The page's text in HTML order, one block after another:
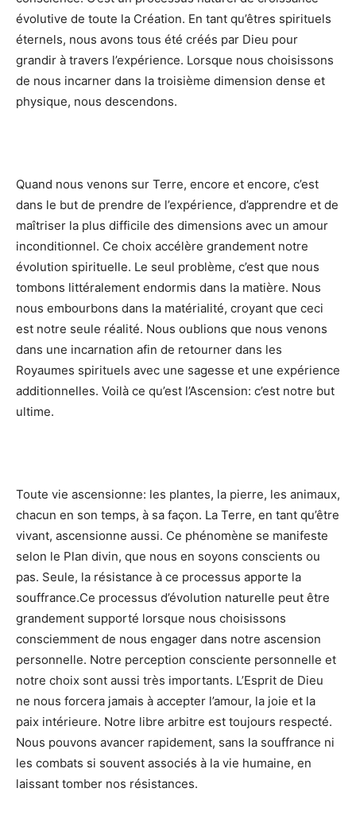
évolutive de toute la Création. En tant qu’êtres spirituels
éternels, nous avons tous été créés par Dieu pour
grandir à travers l’expérience. Lorsque nous choisissons
de nous incarner dans la troisième dimension dense et
physique, nous descendons.
Quand nous venons sur Terre, encore et encore, c’est
dans le but de prendre de l’expérience, d’apprendre et de
maîtriser la plus difficile des dimensions avec un amour
inconditionnel. Ce choix accélère grandement notre
évolution spirituelle. Le seul problème, c’est que nous
tombons littéralement endormis dans la matière. Nous
nous embourbons dans la matérialité, croyant que ceci
est notre seule réalité. Nous oublions que nous venons
dans une incarnation afin de retourner dans les
Royaumes spirituels avec une sagesse et une expérience
additionnelles. Voilà ce qu’est l’Ascension: c’est notre but
ultime.
Toute vie ascensionne: les plantes, la pierre, les animaux,
chacun en son temps, à sa façon. La Terre, en tant qu’être
vivant, ascensionne aussi. Ce phénomène se manifeste
selon le Plan divin, que nous en soyons conscients ou
pas. Seule, la résistance à ce processus apporte la
souffrance.Ce processus d’évolution naturelle peut être
grandement supporté lorsque nous choisissons
consciemment de nous engager dans notre ascension
personnelle. Notre perception consciente personnelle et
notre choix sont aussi très importants. L’Esprit de Dieu
ne nous forcera jamais à accepter l’amour, la joie et la
paix intérieure. Notre libre arbitre est toujours respecté.
Nous pouvons avancer rapidement, sans la souffrance ni
les combats si souvent associés à la vie humaine, en
laissant tomber nos résistances.